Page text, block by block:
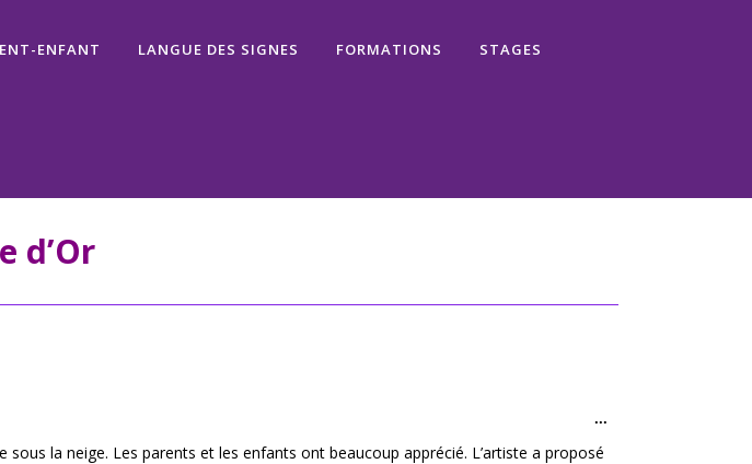
ENFANT LANGUE DES SIGNES FORMATIONS STAGES
d’Or
la neige. Les parents et les enfants ont beaucoup apprécié. L’artiste a proposé
...